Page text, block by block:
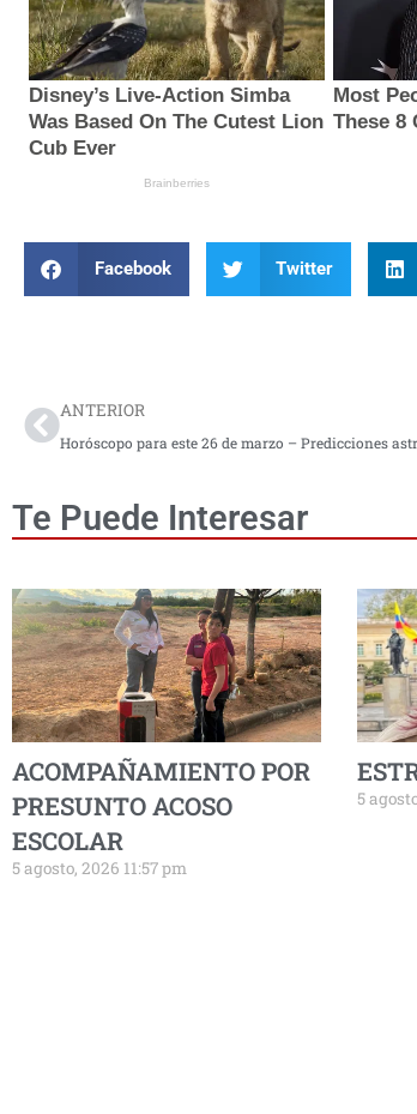
Facebook Twitter
ANTERIOR
Horóscopo para este 26 de marzo – Predicciones
Te Puede Interesar
ACOMPAÑAMIENTO POR
PRESUNTO ACOSO
ESCOLAR
5 agosto, 2026 11:57 pm
5